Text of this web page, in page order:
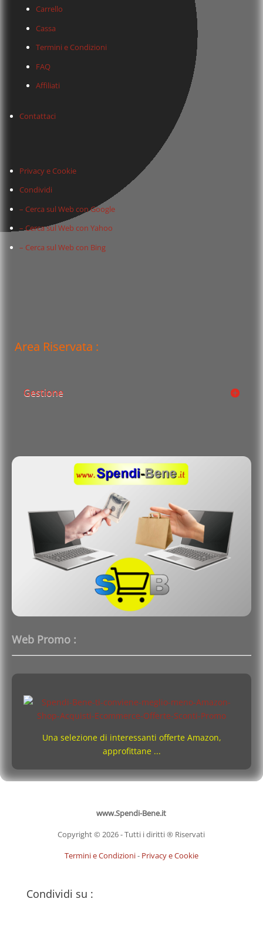
Carrello
Cassa
Termini e Condizioni
FAQ
Affiliati
Contattaci
Privacy e Cookie
Condividi
– Cerca sul Web con Google
– Cerca sul Web con Yahoo
– Cerca sul Web con Bing
Area Riservata :
Gestione
Web Promo :
Una selezione di interessanti offerte Amazon,
approfittane ...
www.Spendi-Bene.it
Copyright © 2026 - Tutti i diritti ® Riservati
Termini e Condizioni- Privacy e Cookie
Condividi su :